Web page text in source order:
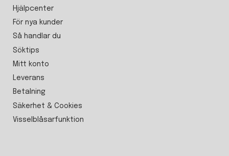
Hjälpcenter
För nya kunder
Så handlar du
Söktips
Mitt konto
Leverans
Betalning
Säkerhet & Cookies
Visselblåsarfunktion